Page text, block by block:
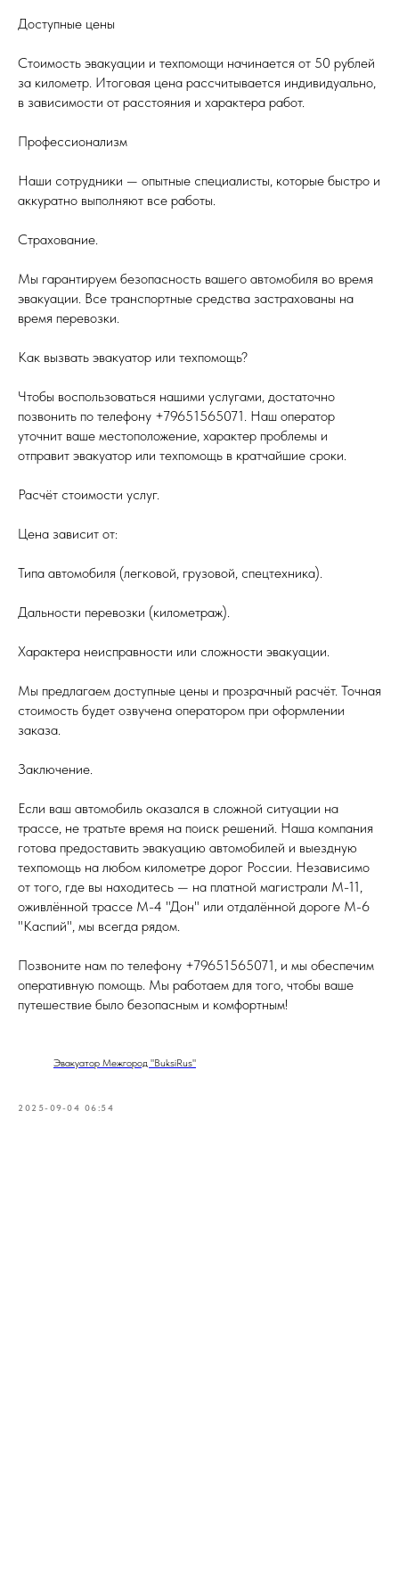
Доступные цены
Стоимость эвакуации и техпомощи начинается от 50 рублей
за километр. Итоговая цена рассчитывается индивидуально,
в зависимости от расстояния и характера работ.
Профессионализм
Наши сотрудники — опытные специалисты, которые быстро и
аккуратно выполняют все работы.
Страхование.
Мы гарантируем безопасность вашего автомобиля во время
эвакуации. Все транспортные средства застрахованы на
время перевозки.
Как вызвать эвакуатор или техпомощь?
Чтобы воспользоваться нашими услугами, достаточно
позвонить по телефону +79651565071. Наш оператор
уточнит ваше местоположение, характер проблемы и
отправит эвакуатор или техпомощь в кратчайшие сроки.
Расчёт стоимости услуг.
Цена зависит от:
Типа автомобиля (легковой, грузовой, спецтехника).
Дальности перевозки (километраж).
Характера неисправности или сложности эвакуации.
Мы предлагаем доступные цены и прозрачный расчёт. Точная
стоимость будет озвучена оператором при оформлении
заказа.
Заключение.
Если ваш автомобиль оказался в сложной ситуации на
трассе, не тратьте время на поиск решений. Наша компания
готова предоставить эвакуацию автомобилей и выездную
техпомощь на любом километре дорог России. Независимо
от того, где вы находитесь — на платной магистрали М-11,
оживлённой трассе М-4 "Дон" или отдалённой дороге М-6
"Каспий", мы всегда рядом.
Позвоните нам по телефону +79651565071, и мы обеспечим
оперативную помощь. Мы работаем для того, чтобы ваше
путешествие было безопасным и комфортным!
Эвакуатор Межгород "BuksiRus"
2025-09-04 06:54